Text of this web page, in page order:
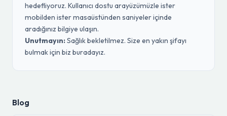
hedefliyoruz. Kullanıcı dostu arayüzümüzle ister
mobilden ister masaüstünden saniyeler içinde
aradığınız bilgiye ulaşın.
Unutmayın:Sağlık bekletilmez. Size en yakın şifayı
bulmak için biz buradayız.
Blog